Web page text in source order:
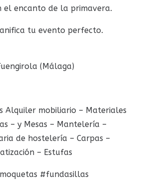
encanto de la primavera.
tu evento perfecto.
(Málaga)
Alquiler mobiliario – Materiales
– y Mesas – Mantelería –
de hostelería – Carpas –
– Estufas
#fundasillas